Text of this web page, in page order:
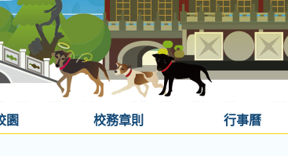
園 校務章則 行事曆